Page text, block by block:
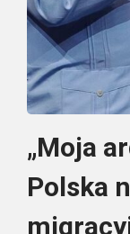
„Moja
Polska